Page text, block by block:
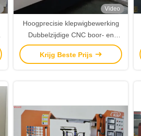
Video
Hoogprecisie klepwigbewerking
Dubbelzijdige CNC boor- en
freesmachine
Krijg Beste Prijs